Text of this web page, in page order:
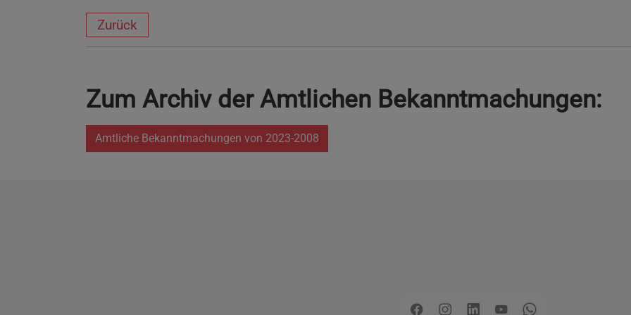
Zurück
Zum Archiv der Amtlichen Bekanntmachungen:
Amtliche Bekanntmachungen von 2023-2008